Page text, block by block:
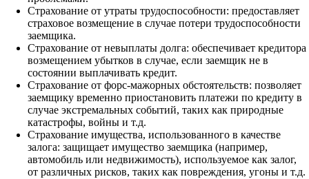
Страхование от утраты трудоспособности: предоставляет
страховое возмещение в случае потери трудоспособности
заемщика.
Страхование от невыплаты долга: обеспечивает кредитора
возмещением убытков в случае, если заемщик не в
состоянии выплачивать кредит.
Страхование от форс-мажорных обстоятельств: позволяет
заемщику временно приостановить платежи по кредиту в
случае экстремальных событий, таких как природные
катастрофы, войны и т.д.
Страхование имущества, использованного в качестве
залога: защищает имущество заемщика (например,
автомобиль или недвижимость), используемое как залог,
от различных рисков, таких как повреждения, угоны и т.д.